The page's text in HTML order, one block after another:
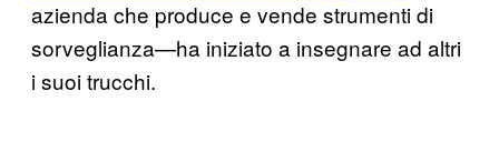
azienda che produce e vende strumenti di
sorveglianza—ha iniziato a insegnare ad altri
i suoi trucchi.